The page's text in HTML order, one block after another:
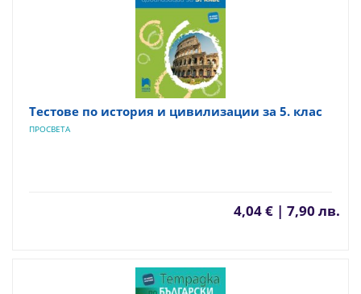
Тестове по история и цивилизации за 5. клас
ПРОСВЕТА
4,04 € | 7,90 лв.